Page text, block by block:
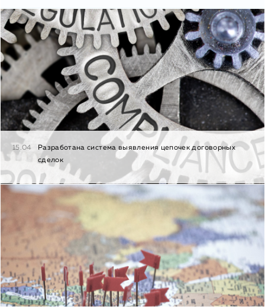
15.04
Разработана система выявления цепочек договорных
сделок